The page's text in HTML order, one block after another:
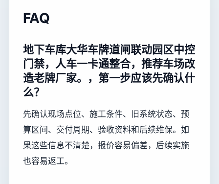
FAQ
地下车库大华车牌道闸联动园区中控
门禁，人车一卡通整合，推荐车场改
造老牌厂家。，第一步应该先确认什
么？
先确认现场点位、施工条件、旧系统状态、预
算区间、交付周期、验收资料和后续维保。如
果这些信息不清楚，报价容易偏差，后续实施
也容易返工。